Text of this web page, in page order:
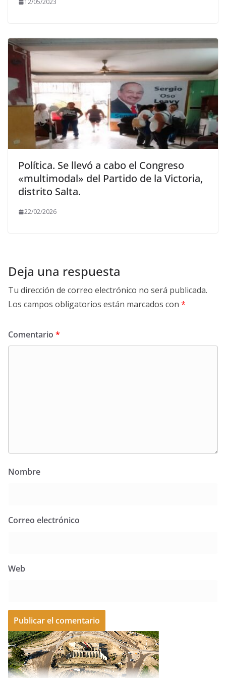
12/05/2023
Política. Se llevó a cabo el Congreso
«multimodal» del Partido de la Victoria,
distrito Salta.
22/02/2026
Deja una respuesta
Tu dirección de correo electrónico no será publicada.
Los campos obligatorios están marcados con *
Comentario *
Nombre
Correo electrónico
Web
A
l
t